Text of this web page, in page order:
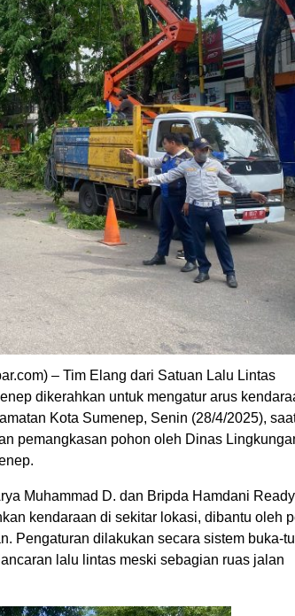
– Tim Elang dari Satuan Lalu Lintas
dikerahkan untuk mengatur arus
Kota Sumenep, Senin (28/4/2025),
pemangkasan pohon oleh Dinas
Muhammad D. dan Bripda Hamdani
kendaraan di sekitar lokasi, dibantu oleh
Pengaturan dilakukan secara sistem buka-
lalu lintas meski sebagian ruas jalan